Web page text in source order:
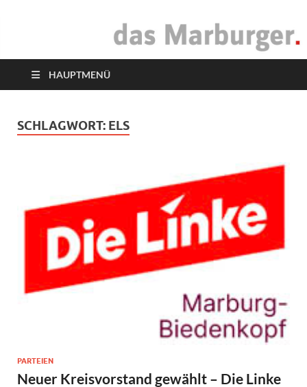
das Marburger.
HAUPTMENÜ
SCHLAGWORT: ELS
PARTEIEN
Neuer Kreisvorstand gewählt – Die Linke